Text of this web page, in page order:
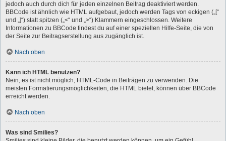
jedoch auch durch dich für jeden einzelnen Beitrag deaktiviert werden.
BBCode ist ähnlich wie HTML aufgebaut, jedoch werden Tags von eckigen („[“
und „]“) statt spitzen („<“ und „>“) Klammern eingeschlossen. Weitere
Informationen zu BBCode findest du auf einer speziellen Hilfe-Seite, die von
der Seite zur Beitragserstellung aus zugänglich ist.
Nach oben
Kann ich HTML benutzen?
Nein, es ist nicht möglich, HTML-Code in Beiträgen zu verwenden. Die
meisten Formatierungsmöglichkeiten, die HTML bietet, können über BBCode
erreicht werden.
Nach oben
Was sind Smilies?